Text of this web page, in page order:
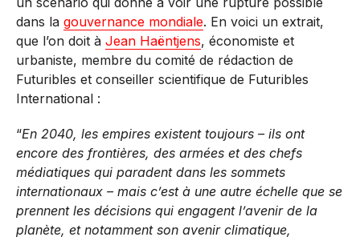
dans la gouvernance mondiale. En voici un extrait,
que l’on doit à Jean Haëntjens, économiste et
urbaniste, membre du comité de rédaction de
Futuribles et conseiller scientifique de Futuribles
International :
“En 2040, les empires existent toujours – ils ont
encore des frontières, des armées et des chefs
médiatiques qui paradent dans les sommets
internationaux – mais c’est à une autre échelle que se
prennent les décisions qui engagent l’avenir de la
planète, et notamment son avenir climatique,